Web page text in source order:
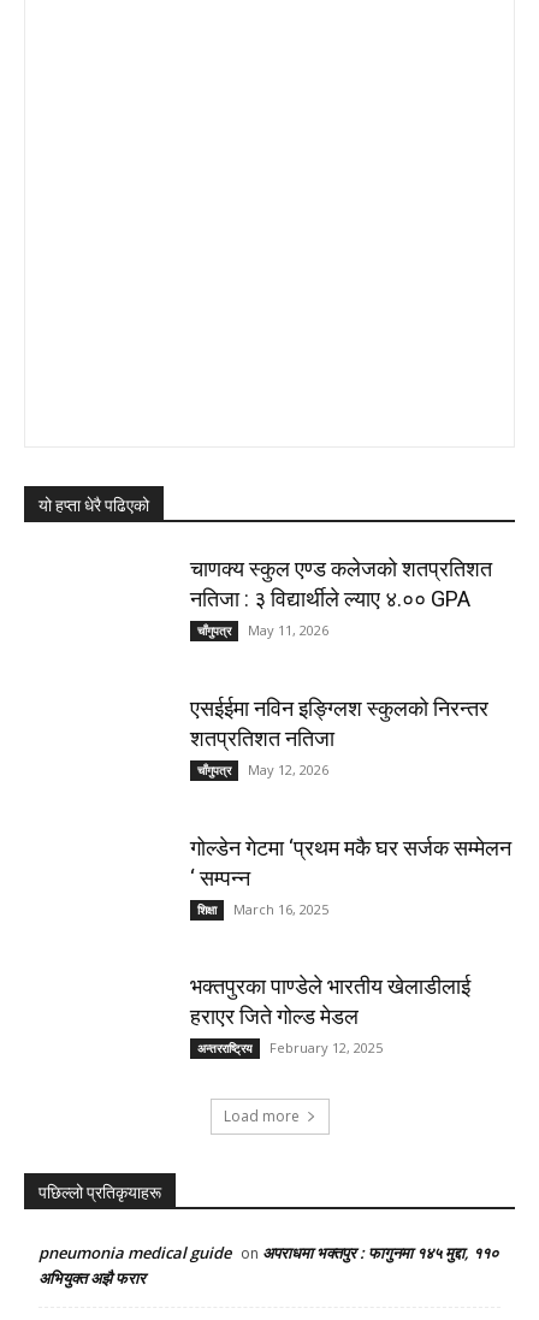
यो हप्ता धेरै पढिएको
चाणक्य स्कुल एण्ड कलेजको शतप्रतिशत
नतिजा : ३ विद्यार्थीले ल्याए ४.०० GPA
चाँगुपत्र May 11, 2026
एसईईमा नविन इङ्ग्लिश स्कुलको निरन्तर
शतप्रतिशत नतिजा
चाँगुपत्र May 12, 2026
गोल्डेन गेटमा ‘प्रथम मकै घर सर्जक सम्मेलन
‘ सम्पन्न
शिक्षा March 16, 2025
भक्तपुरका पाण्डेले भारतीय खेलाडीलाई
हराएर जिते गोल्ड मेडल
अन्तरराष्ट्रिय February 12, 2025
Load more
पछिल्लो प्रतिकृयाहरू
pneumonia medical guide on अपराधमा भक्तपुर : फागुनमा १४५ मुद्दा, ११०
अभियुक्त अझै फरार